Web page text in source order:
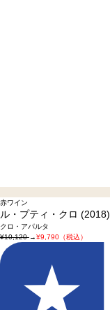
赤ワイン
ル・プティ・クロ (2018)
クロ・アパルタ
¥10,120→¥9,790（税込）